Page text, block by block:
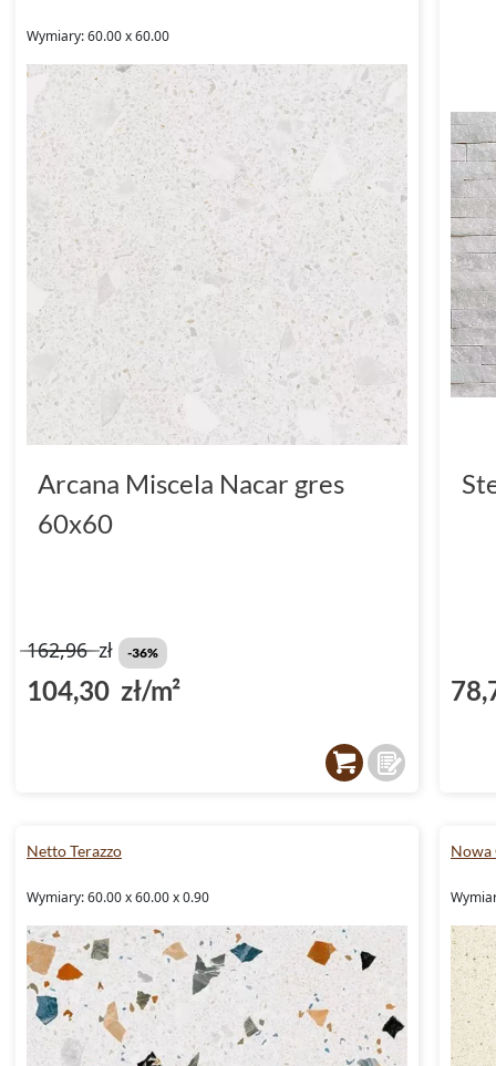
Wymiary: 60.00 x 60.00
Arcana Miscela Nacar gres
60x60
162,96zł -36%
104,30 zł/m²
Netto Terazzo
Wymiary: 60.00 x 60.00 x 0.90
Nowa